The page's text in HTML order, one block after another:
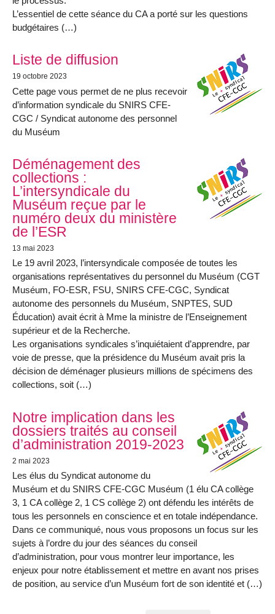
L’essentiel de cette séance du CA a porté sur les questions
budgétaires (…)
Liste de diffusion
19 octobre 2023
Cette page vous permet de ne plus recevoir
d’information syndicale du SNIRS CFE-
CGC / Syndicat autonome des personnel
du Muséum
Déménagement des
collections :
L’intersyndicale du
Muséum reçue par le
numéro deux du ministère
de l’ESR
13 mai 2023
Le 19 avril 2023, l’intersyndicale composée de toutes les
organisations représentatives du personnel du Muséum (CGT
Muséum, FO-ESR, FSU, SNIRS CFE-CGC, Syndicat
autonome des personnels du Muséum, SNPTES, SUD
Éducation) avait écrit à Mme la ministre de l’Enseignement
supérieur et de la Recherche.
Les organisations syndicales s’inquiétaient d’apprendre, par
voie de presse, que la présidence du Muséum avait pris la
décision de déménager plusieurs millions de spécimens des
collections, soit (…)
Notre implication dans les
dossiers traités au conseil
d’administration 2019-2023
2 mai 2023
Les élus du Syndicat autonome du
Muséum et du SNIRS CFE-CGC Muséum (1 élu CA collège
3, 1 CA collège 2, 1 CS collège 2) ont défendu les intérêts de
tous les personnels en conscience et en totale indépendance.
Dans ce communiqué, nous vous proposons un focus sur les
sujets à l’ordre du jour des séances du conseil
d’administration, pour vous montrer leur importance, les
enjeux pour notre établissement et mettre en avant nos prises
de position, au service d’un Muséum fort de son identité et (…)